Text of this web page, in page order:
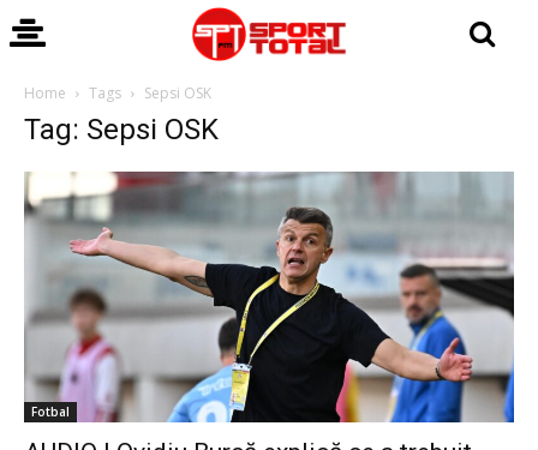
Home Tags Sepsi OSK
Tag: Sepsi OSK
Fotbal